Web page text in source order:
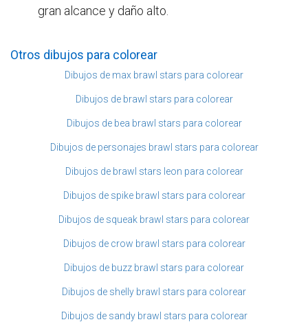
gran alcance y daño alto.
Otros dibujos para colorear
Dibujos de max brawl stars para colorear
Dibujos de brawl stars para colorear
Dibujos de bea brawl stars para colorear
Dibujos de personajes brawl stars para colorear
Dibujos de brawl stars leon para colorear
Dibujos de spike brawl stars para colorear
Dibujos de squeak brawl stars para colorear
Dibujos de crow brawl stars para colorear
Dibujos de buzz brawl stars para colorear
Dibujos de shelly brawl stars para colorear
Dibujos de sandy brawl stars para colorear